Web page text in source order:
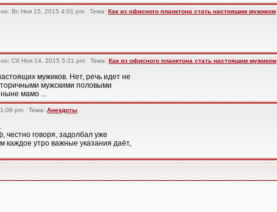
Вс Ноя 15, 2015 4:01 pm Тема: Как из офисного планктона стать настоящим мужиком
Сб Ноя 14, 2015 5:21 pm Тема: Как из офисного планктона стать настоящим мужиком
мужиков. Нет, речь идет не
мужскими половыми
мамо ...
pm Тема: Анекдоты
говоря, задолбал уже
утро важные указания даёт,